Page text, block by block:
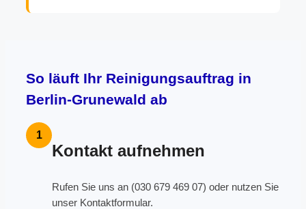
So läuft Ihr Reinigungsauftrag in
Berlin-Grunewald ab
1
Kontakt aufnehmen
Rufen Sie uns an (030 679 469 07) oder nutzen Sie
unser Kontaktformular.